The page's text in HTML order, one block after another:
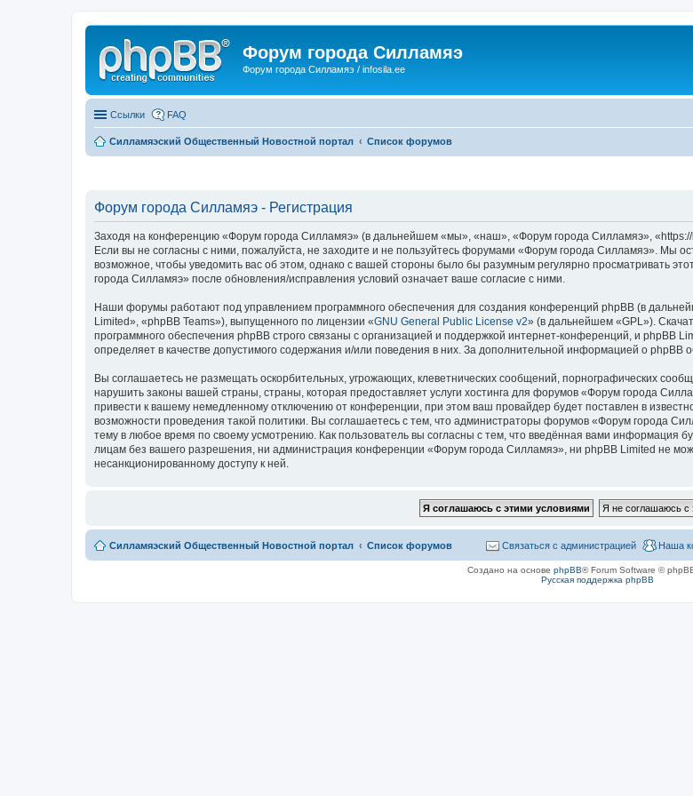
Форум города Силламяэ
Форум города Силламяэ / infosila.ee
Ссылки FAQ
Силламяэский Общественный Новостной портал Список форумов
Форум города Силламяэ - Регистрация
Заходя на конференцию «Форум города Силламяэ» (в дальнейшем «мы», «наш», «Форум города Силламяэ»,
Если вы не согласны с ними, пожалуйста, не заходите и не пользуйтесь форумами «Форум города Силламяэ». Мы
возможное, чтобы уведомить вас об этом, однако с вашей стороны было бы разумным регулярно просматривать
города Силламяэ» после обновления/исправления условий означает ваше согласие с ними.
Наши форумы работают под управлением программного обеспечения для создания конференций phpBB (в
Limited», «phpBB Teams»), выпущенного по лицензии «GNU General Public License v2» (в дальнейшем «GPL»).
программного обеспечения phpBB строго связаны с организацией и поддержкой интернет-конференций, и phpBB
определяет в качестве допустимого содержания и/или поведения в них. За дополнительной информацией о phpBB
Вы соглашаетесь не размещать оскорбительных, угрожающих, клеветнических сообщений, порнографических
нарушить законы вашей страны, страны, которая предоставляет услуги хостинга для форумов «Форум города
привести к вашему немедленному отключению от конференции, при этом ваш провайдер будет поставлен в
возможности проведения такой политики. Вы соглашаетесь с тем, что администраторы форумов «Форум города
тему в любое время по своему усмотрению. Как пользователь вы согласны с тем, что введённая вами информация
лицам без вашего разрешения, ни администрация конференции «Форум города Силламяэ», ни phpBB Limited не
несанкционированному доступу к ней.
Силламяэский Общественный Новостной портал Список форумов Наша
Связаться с администрацией
Создано на основе phpBB® Forum Software ©
Русская поддержка phpBB